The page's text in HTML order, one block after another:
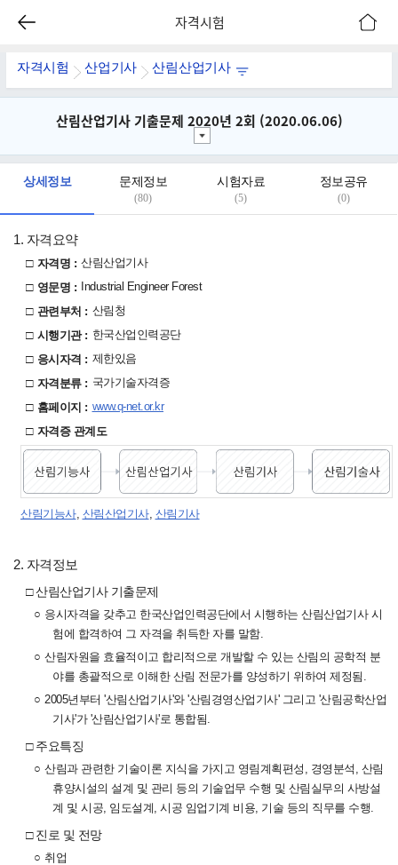
자격시험
자격시험 산업기사 산림산업기사
산림산업기사 기출문제 2020년 2회 (2020.06.06)
상세정보 문제정보
(80)
시험자료
(5)
정보공유
(0)
1. 자격요약
□ 자격명 : 산림산업기사
□ 영문명 : Industrial Engineer Forest
□ 관련부처 : 산림청
□ 시행기관 : 한국산업인력공단
□ 응시자격 : 제한있음
□ 자격분류 : 국가기술자격증
□ 홈페이지 : www.q-net.or.kr
□ 자격증 관계도
산림기능사, 산림산업기사, 산림기사
2. 자격정보
□ 산림산업기사 기출문제
○ 응시자격을 갖추고 한국산업인력공단에서 시행하는 산림산업기사 시
험에 합격하여 그 자격을 취득한 자를 말함.
○ 산림자원을 효율적이고 합리적으로 개발할 수 있는 산림의 공학적 분
야를 총괄적으로 이해한 산림 전문가를 양성하기 위하여 제정됨.
○ 2005년부터 '산림산업기사'와 '산림경영산업기사' 그리고 '산림공학산업
기사'가 '산림산업기사'로 통합됨.
□ 주요특징
○ 산림과 관련한 기술이론 지식을 가지고 영림계획편성, 경영분석, 산림
휴양시설의 설계 및 관리 등의 기술업무 수행 및 산림실무의 사방설
계 및 시공, 임도설계, 시공 임업기계 비용, 기술 등의 직무를 수행.
□ 진로 및 전망
○ 취업